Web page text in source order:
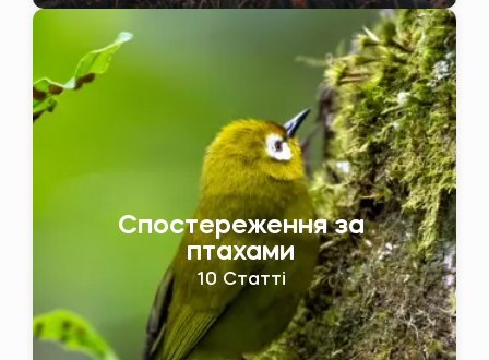
Спостереження за
птахами
10 Статті